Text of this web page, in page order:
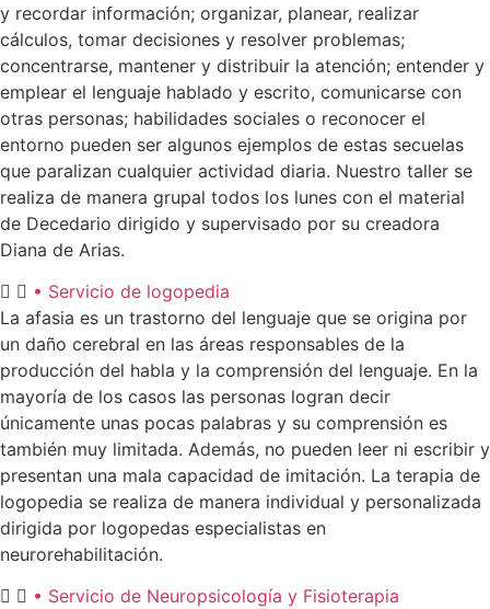
y recordar información; organizar, planear, realizar
cálculos, tomar decisiones y resolver problemas;
concentrarse, mantener y distribuir la atención; entender y
emplear el lenguaje hablado y escrito, comunicarse con
otras personas; habilidades sociales o reconocer el
entorno pueden ser algunos ejemplos de estas secuelas
que paralizan cualquier actividad diaria. Nuestro taller se
realiza de manera grupal todos los lunes con el material
de Decedario dirigido y supervisado por su creadora
Diana de Arias.
• Servicio de logopedia
La afasia es un trastorno del lenguaje que se origina por
un daño cerebral en las áreas responsables de la
producción del habla y la comprensión del lenguaje. En la
mayoría de los casos las personas logran decir
únicamente unas pocas palabras y su comprensión es
también muy limitada. Además, no pueden leer ni escribir y
presentan una mala capacidad de imitación. La terapia de
logopedia se realiza de manera individual y personalizada
dirigida por logopedas especialistas en
neurorehabilitación.
• Servicio de Neuropsicología y Fisioterapia